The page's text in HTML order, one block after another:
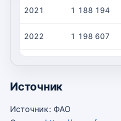
2021 1 188 194
2022 1 198 607
Источник
Источник: ФАО